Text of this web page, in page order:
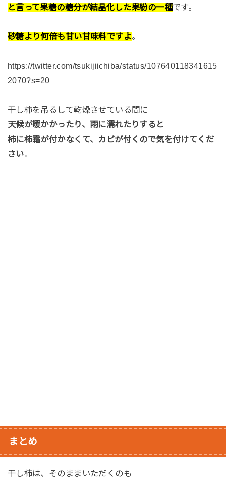
と言って果糖の糖分が結晶化した果紛の一種です。
砂糖より何倍も甘い甘味料ですよ。
https://twitter.com/tsukijiichiba/status/107640118341615
2070?s=20
干し柿を吊るして乾燥させている間に
天候が暖かかったり、雨に濡れたりすると
柿に柿霜が付かなくて、カビが付くので気を付けてくだ
さい。
まとめ
干し柿は、そのままいただくのも